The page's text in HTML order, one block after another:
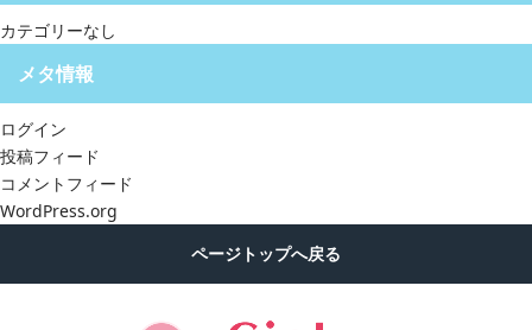
カテゴリーなし
メタ情報
ログイン
投稿フィード
コメントフィード
WordPress.org